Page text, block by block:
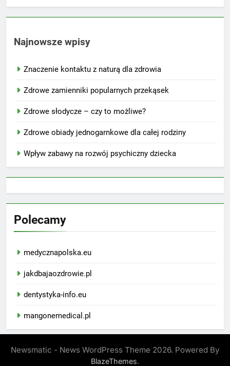
Najnowsze wpisy
Znaczenie kontaktu z naturą dla zdrowia
Zdrowe zamienniki popularnych przekąsek
Zdrowe słodycze – czy to możliwe?
Zdrowe obiady jednogarnkowe dla całej rodziny
Wpływ zabawy na rozwój psychiczny dziecka
Polecamy
medycznapolska.eu
jakdbajaozdrowie.pl
dentystyka-info.eu
mangonemedical.pl
Newsmatic - News WordPress Theme 2026. Powered By
BlazeThemes.